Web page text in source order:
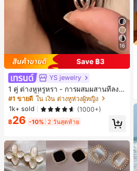
16
Save ฿3
YS jewelry
1 คู่ ต่างหูหรูหรา - การผสมผสานที่ลงตั
วของแฟชั่นและความซับซ้อน, ดีไซน์ส
องชั้น, เหมาะสำหรับสุภาพสตรีและนักเ
รียน, ต่างหูทองแดงฝังไมโคร
#1 ขายดี ใน เงิน ต่างหูห่วงผู้หญิง
1k+ sold
(1000+)
฿26 -10% 2 วันสุดท้าย